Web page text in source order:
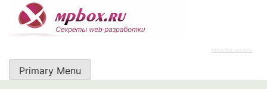
content
https://rz-work.ru
Primary Menu